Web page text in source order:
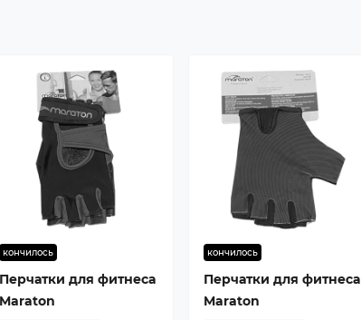
кончилось
Перчатки для фитнеса
Maraton
кончилось
Перчатки для фитнеса
Maraton